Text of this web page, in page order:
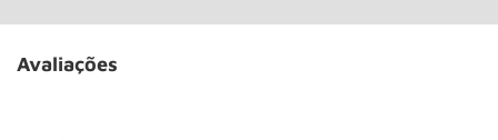
Avaliações